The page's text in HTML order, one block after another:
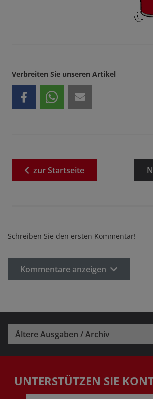
Verbreiten Sie unseren Artikel
zurStartseite
Schreiben Sie den ersten Kommentar!
Kommentare anzeigen
Ältere Ausgaben / Archiv
UNTERSTÜTZEN SIE